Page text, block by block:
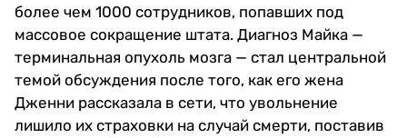
более чем 1000 сотрудников, попавших под
массовое сокращение штата. Диагноз Майка —
терминальная опухоль мозга — стал центральной
темой обсуждения после того, как его жена
Дженни рассказала в сети, что увольнение
лишило их страховки на случай смерти, поставив